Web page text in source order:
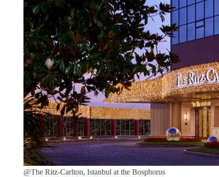
@The Ritz-Carlton, Istanbul at the Bosphorus